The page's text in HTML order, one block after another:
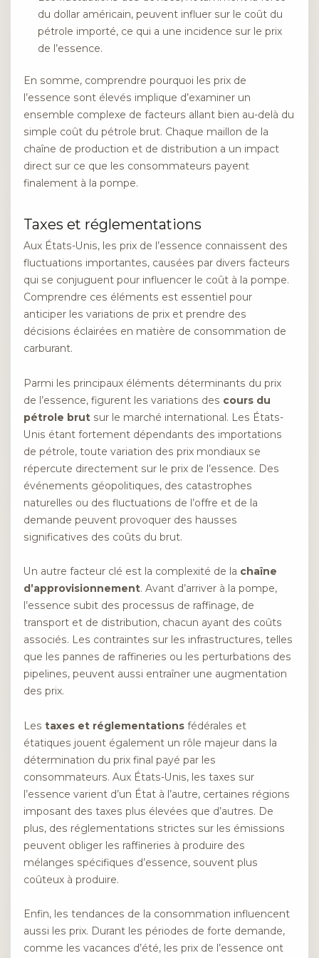
du dollar américain, peuvent influer sur le coût du
pétrole importé, ce qui a une incidence sur le prix
de l’essence.
En somme, comprendre pourquoi les prix de
l’essence sont élevés implique d’examiner un
ensemble complexe de facteurs allant bien au-delà du
simple coût du pétrole brut. Chaque maillon de la
chaîne de production et de distribution a un impact
direct sur ce que les consommateurs payent
finalement à la pompe.
Taxes et réglementations
Aux États-Unis, les prix de l’essence connaissent des
fluctuations importantes, causées par divers facteurs
qui se conjuguent pour influencer le coût à la pompe.
Comprendre ces éléments est essentiel pour
anticiper les variations de prix et prendre des
décisions éclairées en matière de consommation de
carburant.
Parmi les principaux éléments déterminants du prix
de l’essence, figurent les variations des cours du
pétrole brut sur le marché international. Les États-
Unis étant fortement dépendants des importations
de pétrole, toute variation des prix mondiaux se
répercute directement sur le prix de l’essence. Des
événements géopolitiques, des catastrophes
naturelles ou des fluctuations de l’offre et de la
demande peuvent provoquer des hausses
significatives des coûts du brut.
Un autre facteur clé est la complexité de la chaîne
d’approvisionnement. Avant d’arriver à la pompe,
l’essence subit des processus de raffinage, de
transport et de distribution, chacun ayant des coûts
associés. Les contraintes sur les infrastructures, telles
que les pannes de raffineries ou les perturbations des
pipelines, peuvent aussi entraîner une augmentation
des prix.
Les taxes et réglementations fédérales et
étatiques jouent également un rôle majeur dans la
détermination du prix final payé par les
consommateurs. Aux États-Unis, les taxes sur
l’essence varient d’un État à l’autre, certaines régions
imposant des taxes plus élevées que d’autres. De
plus, des réglementations strictes sur les émissions
peuvent obliger les raffineries à produire des
mélanges spécifiques d’essence, souvent plus
coûteux à produire.
Enfin, les tendances de la consommation influencent
aussi les prix. Durant les périodes de forte demande,
comme les vacances d’été, les prix de l’essence ont